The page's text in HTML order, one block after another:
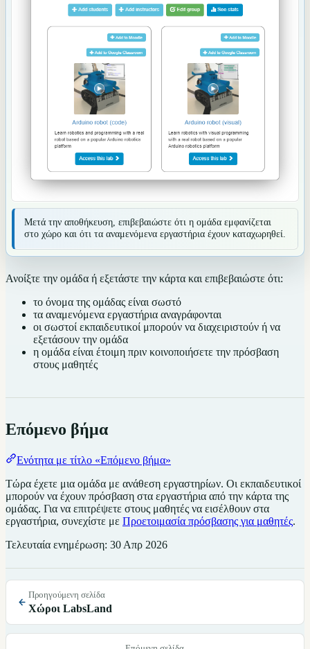
Μετά την αποθήκευση, επιβεβαιώστε ότι η ομάδα εμφανίζεται
στο χώρο και ότι τα αναμενόμενα εργαστήρια έχουν καταχωρηθεί.
Ανοίξτε την ομάδα ή εξετάστε την κάρτα και επιβεβαιώστε ότι:
το όνομα της ομάδας είναι σωστό
τα αναμενόμενα εργαστήρια αναγράφονται
οι σωστοί εκπαιδευτικοί μπορούν να διαχειριστούν ή να
εξετάσουν την ομάδα
η ομάδα είναι έτοιμη πριν κοινοποιήσετε την πρόσβαση
στους μαθητές
Επόμενο βήμα
Ενότητα με τίτλο «Επόμενο βήμα»
Τώρα έχετε μια ομάδα με ανάθεση εργαστηρίων. Οι εκπαιδευτικοί
μπορούν να έχουν πρόσβαση στα εργαστήρια από την κάρτα της
ομάδας. Για να επιτρέψετε στους μαθητές να εισέλθουν στα
εργαστήρια, συνεχίστε με Προετοιμασία πρόσβασης για μαθητές.
Τελευταία ενημέρωση: 30 Απρ 2026
Προηγούμενη σελίδα
Χώροι LabsLand